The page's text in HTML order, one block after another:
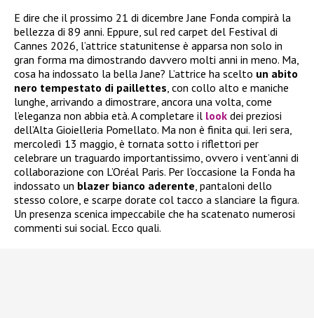
E dire che il prossimo 21 di dicembre Jane Fonda compirà la
bellezza di 89 anni. Eppure, sul red carpet del Festival di
Cannes 2026, l’attrice statunitense è apparsa non solo in
gran forma ma dimostrando davvero molti anni in meno. Ma,
cosa ha indossato la bella Jane? L’attrice ha scelto un abito
nero tempestato di paillettes , con collo alto e maniche
lunghe, arrivando a dimostrare, ancora una volta, come
l’eleganza non abbia età. A completare il look dei preziosi
dell’Alta Gioielleria Pomellato. Ma non è finita qui. Ieri sera,
mercoledì 13 maggio, è tornata sotto i riflettori per
celebrare un traguardo importantissimo, ovvero i vent’anni di
collaborazione con L’Oréal Paris. Per l’occasione la Fonda ha
indossato un blazer bianco aderente , pantaloni dello
stesso colore, e scarpe dorate col tacco a slanciare la figura.
Un presenza scenica impeccabile che ha scatenato numerosi
commenti sui social. Ecco quali.